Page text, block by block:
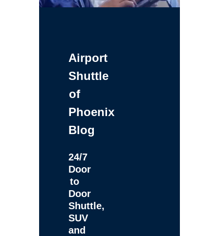
Airport
Shuttle
of
Phoenix
Blog
24/7
Door
to
Door
Shuttle,
SUV
and